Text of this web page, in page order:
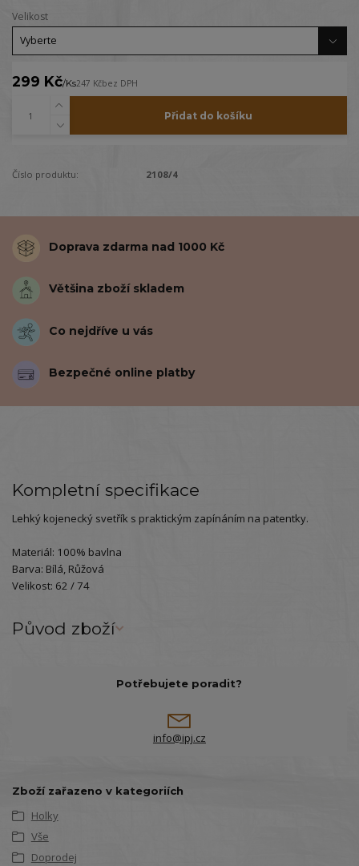
Velikost
299 Kč/Ks247 Kčbez DPH
Přidat do košíku
Číslo produktu: 2108/4
Doprava zdarma nad 1000 Kč
Většina zboží skladem
Co nejdříve u vás
Bezpečné online platby
Kompletní specifikace
Lehký kojenecký svetřík s praktickým zapínáním na patentky.
Materiál: 100% bavlna
Barva: Bílá, Růžová
Velikost: 62 / 74
Původ zboží
Potřebujete poradit?
info@ipj.cz
Zboží zařazeno v kategoriích
Holky
Vše
Doprodej